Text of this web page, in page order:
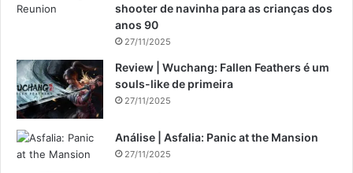
shooter de navinha para as crianças dos
anos 90
27/11/2025
Review | Wuchang: Fallen Feathers é um
souls-like de primeira
27/11/2025
Análise | Asfalia: Panic at the Mansion
27/11/2025